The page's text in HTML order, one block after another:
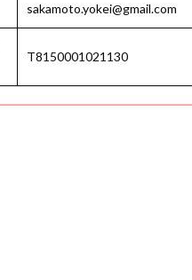
sakamoto.yokei@gmail.com
T8150001021130